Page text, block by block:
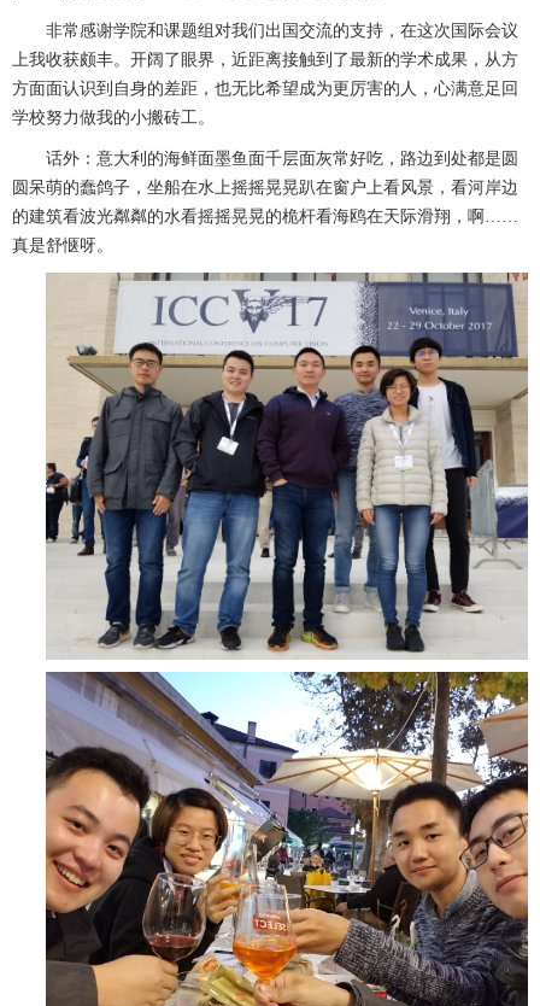
非常感谢学院和课题组对我们出国交流的支持，在这次国际会议
上我收获颇丰。开阔了眼界，近距离接触到了最新的学术成果，从方
方面面认识到自身的差距，也无比希望成为更厉害的人，心满意足回
学校努力做我的小搬砖工。
话外：意大利的海鲜面墨鱼面千层面灰常好吃，路边到处都是圆
圆呆萌的蠢鸽子，坐船在水上摇摇晃晃趴在窗户上看风景，看河岸边
的建筑看波光粼粼的水看摇摇晃晃的桅杆看海鸥在天际滑翔，啊……
真是舒惬呀。